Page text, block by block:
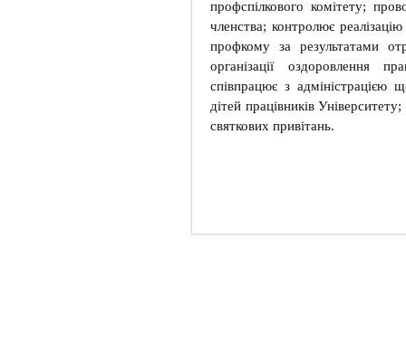
профспілкового комітету;
членства; контролює
профкому за результатами
організації оздоровлення
співпрацює з адміністрацією
дітей працівників
святкових привітань.